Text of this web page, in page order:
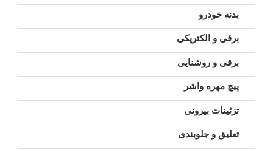
بدنه خودرو
برقی و الکتریکی
برقی و روشنایی
پیچ مهره واشر
تزئینات بیرونی
تعلیق و جلوبندی